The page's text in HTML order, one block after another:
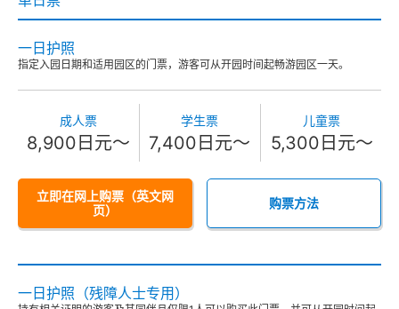
一日护照
指定入园日期和适用园区的门票，游客可从开园时间起畅游园区一天。
成人票
8,900日元～
学生票
7,400日元～
儿童票
5,300日元～
立即在网上购票（英文网
页）
购票方法
一日护照（残障人士专用）